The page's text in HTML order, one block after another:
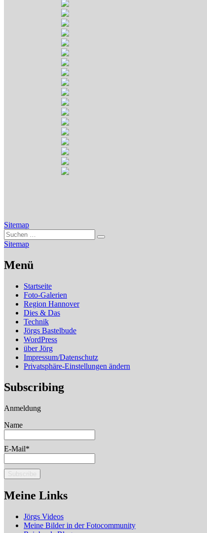
Sitemap
Suchen
nach:
Suchen
Sitemap
Menü
Startseite
Foto-Galerien
Region Hannover
Dies & Das
Technik
Jörgs Bastelbude
WordPress
über Jörg
Impressum/Datenschutz
Privatsphäre-Einstellungen ändern
Subscribing
Anmeldung
Name
E-Mail*
Meine Links
Jörgs Videos
Meine Bilder in der Fotocommunity